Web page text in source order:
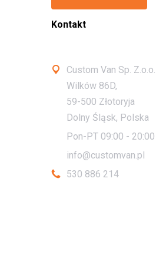
Kontakt
Custom Van Sp. Z.o.o.
Wilków 86D,
59-500 Złotoryja
Dolny Śląsk, Polska
Pon-PT 09:00 - 20:00
info@customvan.pl
530 886 214